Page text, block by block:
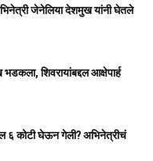
जेनेलिया देशमुख यांनी घेतले
शिवरायांबद्दल आक्षेपार्ह
६ कोटी घेऊन गेली? अभिनेत्रीचं